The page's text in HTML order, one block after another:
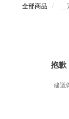
全部商品
抱歉
建議